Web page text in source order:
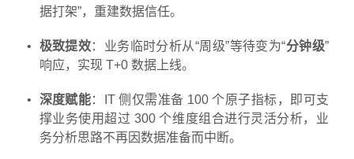
据打架”，重建数据信任。
极致提效：业务临时分析从“周级”等待变为“分钟级”
响应，实现 T+0 数据上线。
深度赋能：IT 侧仅需准备 100 个原子指标，即可支
撑业务使用超过 300 个维度组合进行灵活分析，业
务分析思路不再因数据准备而中断。